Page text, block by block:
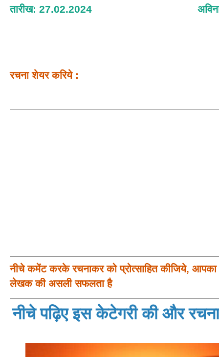
तारीख: 27.02.2024
रचना शेयर करिये :
नीचे कमेंट करके रचनाकर को प्रोत्साहित कीजिये, आपका
लेखक की असली सफलता है
नीचे पढ़िए इस केटेगरी की और